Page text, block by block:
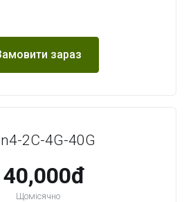
зараз
2C-4G-40G
Щомісячно